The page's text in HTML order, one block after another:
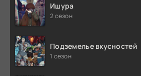
Ишура
2 сезон
Подземелье вкусностей
1 сезон